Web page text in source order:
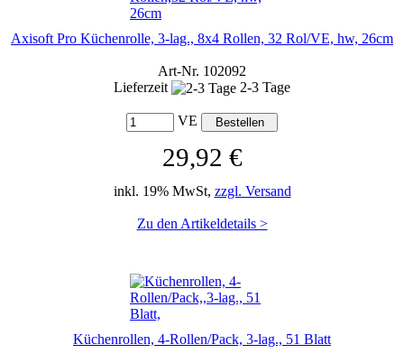
Axisoft Pro Küchenrolle, 3-lag., 8x4 Rollen, 32 Rol/VE, hw, 26cm
Art-Nr. 102092
Lieferzeit
2-3 Tage
VE
29,92 €
inkl. 19% MwSt, zzgl. Versand
Zu den Artikeldetails >
Küchenrollen, 4-Rollen/Pack, 3-lag., 51 Blatt